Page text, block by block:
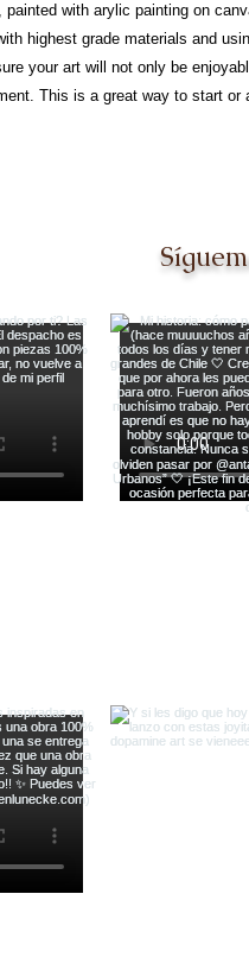
with arylic painting on
highest grade materials and
your art will not only be
This is a great way to start or